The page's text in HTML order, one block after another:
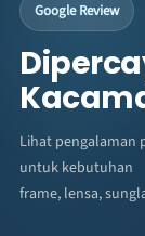
Google Review
Lihat pengalaman
untuk kebutuhan
frame, lensa,